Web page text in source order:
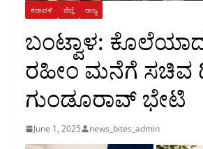
ಕರಾವಳಿ ಜಿಲ್ಲೆ ರಾಜ್ಯ
ಬಂಟ್ವಾಳ:
ರಹೀಂ ಮನೆಗೆ ಸಚಿವ
ಗುಂಡೂರಾವ್ ಭೇಟಿ
June 1, 2025 news_bites_admin